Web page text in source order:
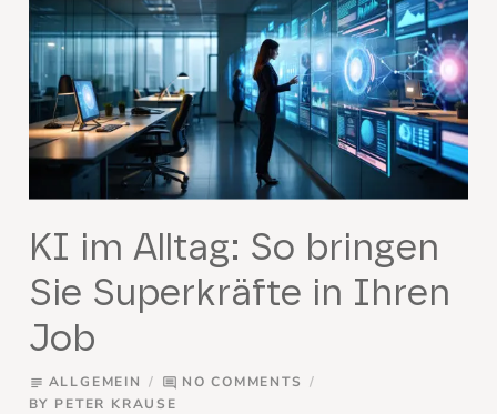
KI im Alltag: So bringen
Sie Superkräfte in Ihren
Job
subject ALLGEMEIN comment NO COMMENTS
BY PETER KRAUSE